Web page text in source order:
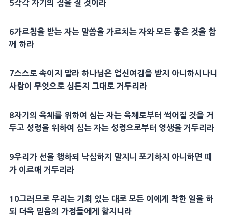
5각각 자기의 짐을 질 것이라
6가르침을 받는 자는 말씀을 가르치는 자와 모든 좋은 것을 함
께 하라
7스스로 속이지 말라 하나님은 업신여김을 받지 아니하시나니
사람이 무엇으로 심든지 그대로 거두리라
8자기의 육체를 위하여 심는 자는 육체로부터 썩어질 것을 거
두고 성령을 위하여 심는 자는 성령으로부터 영생을 거두리라
9우리가 선을 행하되 낙심하지 말지니 포기하지 아니하면 때
가 이르매 거두리라
10그러므로 우리는 기회 있는 대로 모든 이에게 착한 일을 하
되 더욱 믿음의 가정들에게 할지니라